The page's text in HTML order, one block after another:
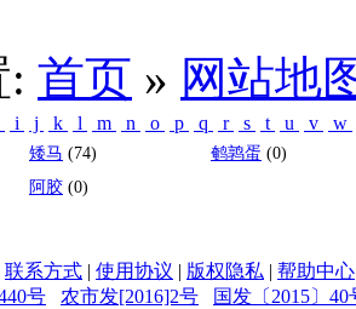
首页 » 网站地
i j k l m n o p q r s t u v w
矮马 (74) 鹌鹑蛋 (0)
阿胶 (0)
联系方式 | 使用协议 | 版权隐私 | 帮助中心
号
农市发[2016]2号 国发〔2015〕40